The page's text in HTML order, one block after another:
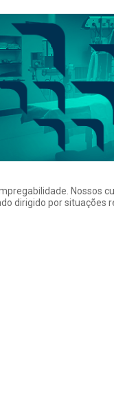
Nossos
dirigido por situações